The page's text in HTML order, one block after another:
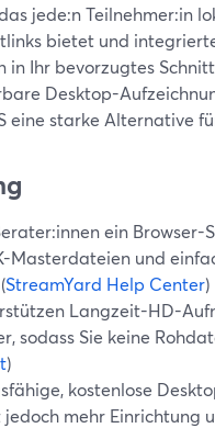
jede:n Teilnehmer:in
bietet und
in Ihr bevorzugtes
Desktop-
eine starke Alternative
ein Browser-
Masterdateien und
StreamYard Help Center)
Langzeit-HD-
sodass Sie keine
)
kostenlose
mehr Einrichtung